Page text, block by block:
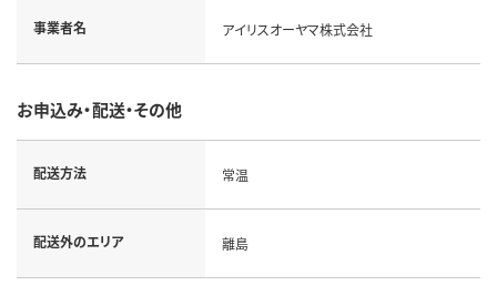
事業者名 アイリスオーヤマ株式会社
お申込み・配送・その他
配送方法 常温
配送外のエリア 離島